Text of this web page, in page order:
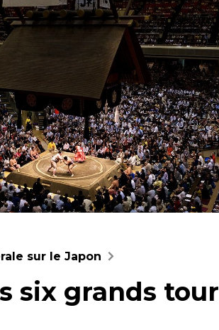
sur le Japon
six grands